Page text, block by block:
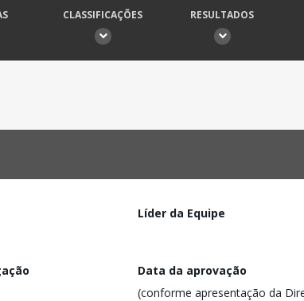
CLASSIFICAÇÕES RESULTADOS
Líder da Equipe
Data da aprovação
(conforme apresentação da